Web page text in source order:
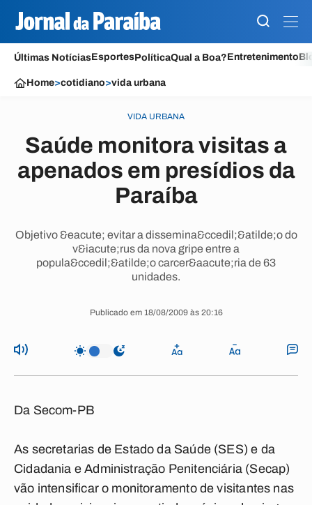
Últimas NotíciasEsportesPolíticaQual a Boa?Entretenimento
Home>cotidiano>vida urbana
VIDA URBANA
Saúde monitora visitas a
apenados em presídios da
Paraíba
Objetivo &eacute; evitar a dissemina&ccedil;&atilde;o do
v&iacute;rus da nova gripe entre a
popula&ccedil;&atilde;o carcer&aacute;ria de 63
unidades.
Publicado em 18/08/2009 às 20:16
Da Secom-PB
As secretarias de Estado da Saúde (SES) e da
Cidadania e Administração Penitenciária (Secap)
vão intensificar o monitoramento de visitantes nas